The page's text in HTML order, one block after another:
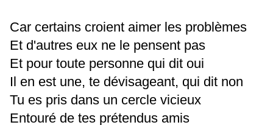
Car certains croient aimer les problèmes
Et d'autres eux ne le pensent pas
Et pour toute personne qui dit oui
Il en est une, te dévisageant, qui dit non
Tu es pris dans un cercle vicieux
Entouré de tes prétendus amis